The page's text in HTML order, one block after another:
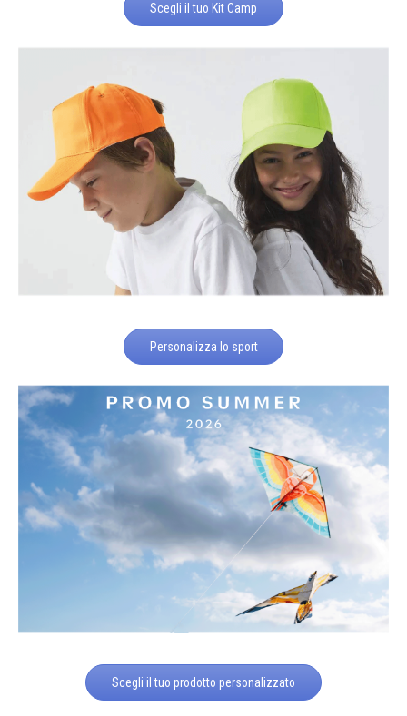
Scegli il tuo Kit Camp
Personalizza lo sport
Scegli il tuo prodotto personalizzato